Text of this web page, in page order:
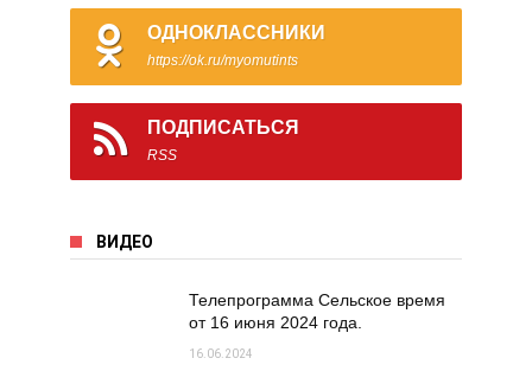
ОДНОКЛАССНИКИ
https://ok.ru/myomutints
ПОДПИСАТЬСЯ
RSS
ВИДЕО
Телепрограмма Сельское время
от 16 июня 2024 года.
16.06.2024